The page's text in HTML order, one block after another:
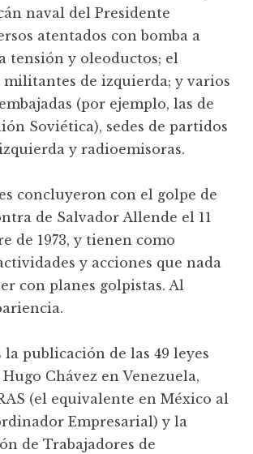
naval del Presidente
atentados con bomba a
tensión y oleoductos; el
militantes de izquierda; y varios
(por ejemplo, las de
Soviética), sedes de partidos
y radioemisoras.
concluyeron con el golpe de
de Salvador Allende el 11
de 1973, y tienen como
y acciones que nada
con planes golpistas. Al
la publicación de las 49 leyes
Chávez en Venezuela,
(el equivalente en México al
Empresarial) y la
de Trabajadores de